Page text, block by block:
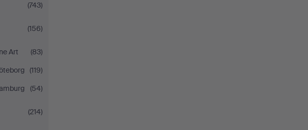
(743)
(156)
Art
(83)
(119)
(54)
(214)